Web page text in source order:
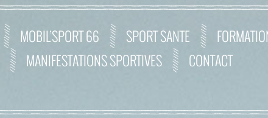
MOBIL’SPORT 66 SPORT SANTE
MANIFESTATIONS SPORTIVES CONTACT